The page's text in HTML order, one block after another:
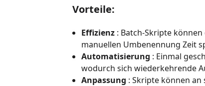
Vorteile:
Effizienz : Batch-Skripte
manuellen Umbenennung Zeit
Automatisierung : Einmal
wodurch sich wiederkehrende
Anpassung : Skripte können